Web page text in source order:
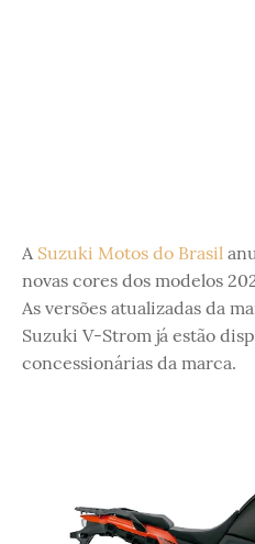
A Suzuki Motos do Brasil
novas cores dos modelos
As versões atualizadas da
Suzuki V-Strom já estão
concessionárias da marca.